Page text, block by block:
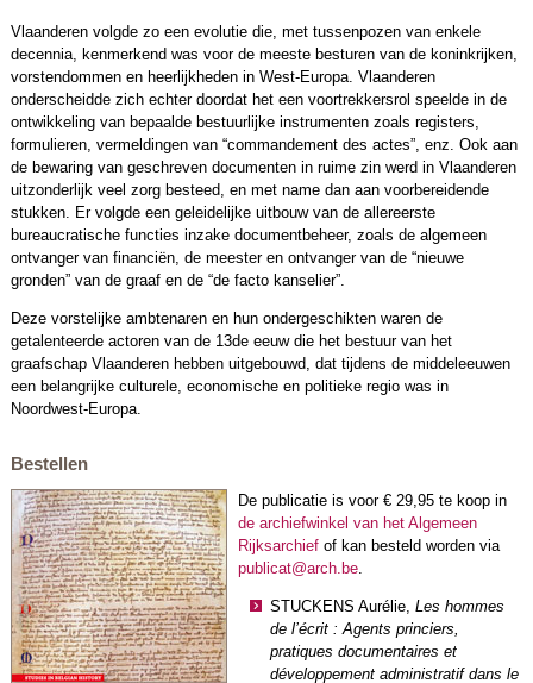
Vlaanderen volgde zo een evolutie die, met tussenpozen van enkele
decennia, kenmerkend was voor de meeste besturen van de koninkrijken,
vorstendommen en heerlijkheden in West-Europa. Vlaanderen
onderscheidde zich echter doordat het een voortrekkersrol speelde in de
ontwikkeling van bepaalde bestuurlijke instrumenten zoals registers,
formulieren, vermeldingen van “commandement des actes”, enz. Ook aan
de bewaring van geschreven documenten in ruime zin werd in Vlaanderen
uitzonderlijk veel zorg besteed, en met name dan aan voorbereidende
stukken. Er volgde een geleidelijke uitbouw van de allereerste
bureaucratische functies inzake documentbeheer, zoals de algemeen
ontvanger van financiën, de meester en ontvanger van de “nieuwe
gronden” van de graaf en de “de facto kanselier”.
Deze vorstelijke ambtenaren en hun ondergeschikten waren de
getalenteerde actoren van de 13de eeuw die het bestuur van het
graafschap Vlaanderen hebben uitgebouwd, dat tijdens de middeleeuwen
een belangrijke culturele, economische en politieke regio was in
Noordwest-Europa.
Bestellen
De publicatie is voor € 29,95 te koop in
de archiefwinkel van het Algemeen
Rijksarchiefof kan besteld worden via
publicat@arch.be.
STUCKENS Aurélie, Les hommes
de l’écrit : Agents princiers,
pratiques documentaires et
développement administratif dans le